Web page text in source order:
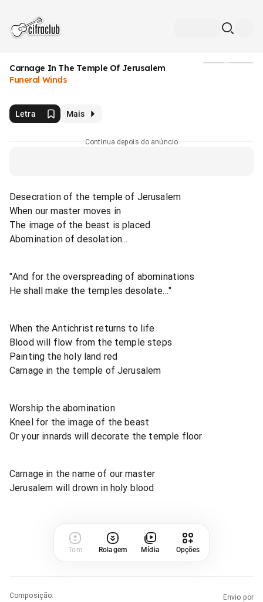
Carnage In The Temple Of Jerusalem
Funeral Winds
Letra Mais
Continua depois do anúncio
Desecration of the temple of Jerusalem
When our master moves in
The image of the beast is placed
Abomination of desolation...
"And for the overspreading of abominations
He shall make the temples desolate..."
When the Antichrist returns to life
Blood will flow from the temple steps
Painting the holy land red
Carnage in the temple of Jerusalem
Worship the abomination
Kneel for the image of the beast
Or your innards will decorate the temple floor
Carnage in the name of our master
Jerusalem will drown in holy blood
Tom Rolagem Mídia Opções
Composição:
Envio por